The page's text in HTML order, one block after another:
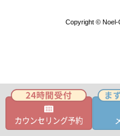
Copyright © Noel-